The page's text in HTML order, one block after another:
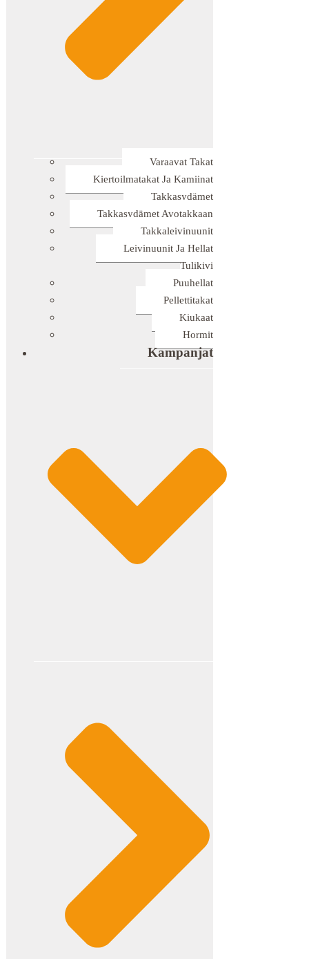
Varaavat Takat
Kiertoilmatakat Ja Kamiinat
Takkasydämet
Takkasydämet Avotakkaan
Takkaleivinuunit
Leivinuunit Ja Hellat
Tulikivi
Puuhellat
Pellettitakat
Kiukaat
Hormit
Kampanjat